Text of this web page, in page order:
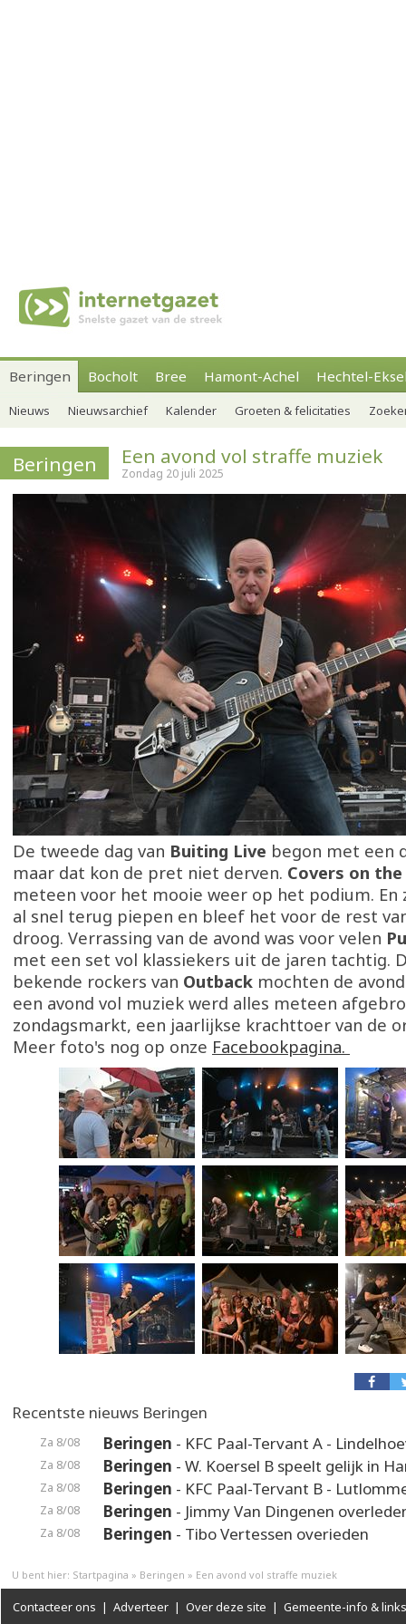
Beringen Bocholt Bree Hamont-Achel Hechtel-
Nieuws Nieuwsarchief Kalender Groeten & felicitaties
Beringen Een avond vol straffe muziek
Zondag 20 juli 2025
De tweede dag van Buiting Live begon met een
maar dat kon de pret niet derven. Covers on
meteen voor het mooie weer op het podium. En
al snel terug piepen en bleef het voor de rest
droog. Verrassing van de avond was voor velen
met een set vol klassiekers uit de jaren tachtig.
bekende rockers van Outback mochten de
een avond vol muziek werd alles meteen
zondagsmarkt, een jaarlijkse krachttoer van de
Meer foto's nog op onze Facebookpagina.
Recentste nieuws Beringen
Za 8/08 Beringen - KFC Paal-Tervant A -
Za 8/08 Beringen - W. Koersel B speelt gelijk in
Za 8/08 Beringen - KFC Paal-Tervant B -
Za 8/08 Beringen - Jimmy Van Dingenen
Za 8/08 Beringen - Tibo Vertessen overieden
U bent hier: Startpagina » Beringen » Een avond vol straffe muziek
Contacteer ons | Adverteer | Over deze site | Gemeente-info & links